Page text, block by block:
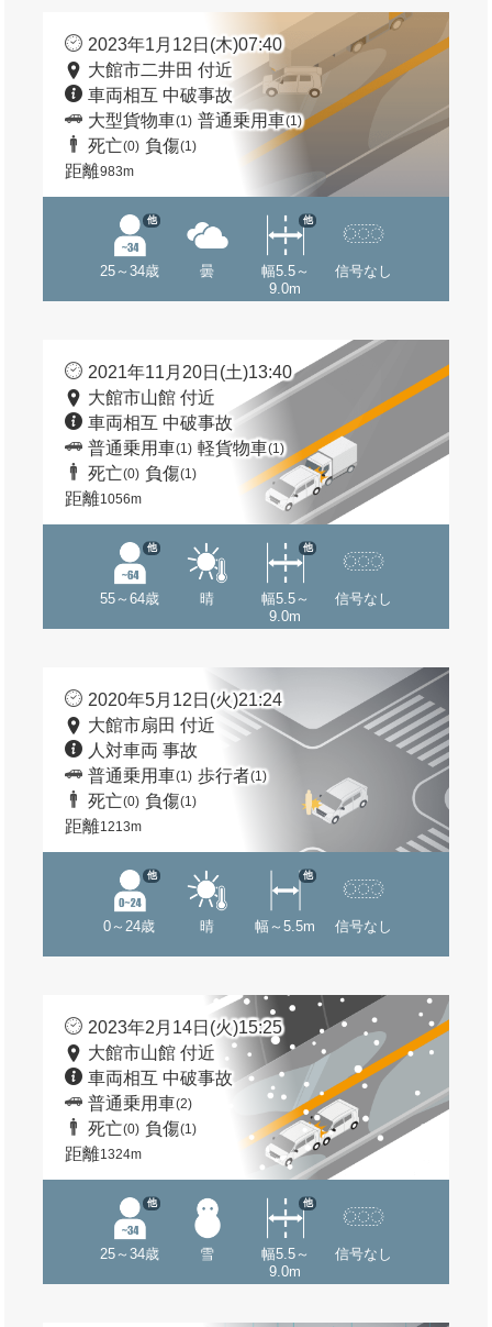
2023年1月12日(木)07:40
大館市二井田 付近
車両相互 中破事故
大型貨物車(1) 普通乗用車(1)
死亡(0) 負傷(1)
距離983m
25～34歳
他
曇
幅5.5～
9.0m
他
信号なし
2021年11月20日(土)13:40
大館市山館 付近
車両相互 中破事故
普通乗用車(1) 軽貨物車(1)
死亡(0) 負傷(1)
距離1056m
55～64歳
他
晴
幅5.5～
9.0m
他
信号なし
2020年5月12日(火)21:24
大館市扇田 付近
人対車両 事故
普通乗用車(1) 歩行者(1)
死亡(0) 負傷(1)
距離1213m
0～24歳
他
晴 幅～5.5m
他
信号なし
2023年2月14日(火)15:25
大館市山館 付近
車両相互 中破事故
普通乗用車(2)
死亡(0) 負傷(1)
距離1324m
25～34歳
他
雪
幅5.5～
9.0m
他
信号なし